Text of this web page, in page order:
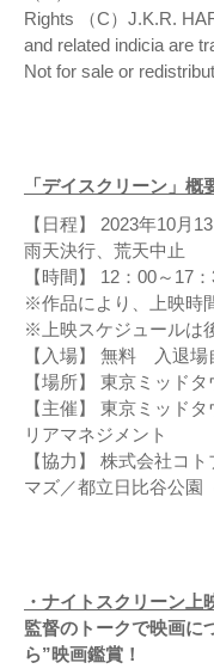
Rights （C）J.K.R.
and related indicia are
Not for sale or
「デイスクリーン」概
【日程】 2023年10月
雨天決行、荒天中止
【時間】 12：00～17：
※作品により、上映時
※上映スケジュールは
【入場】 無料 入退場
【場所】 東京ミッド
【主催】 東京ミッド
リアマネジメント
【協力】 株式会社コ
マズ／都立日比谷公園
・ナイトスクリーン
監督のトークで映画に
ら”映画鑑賞！